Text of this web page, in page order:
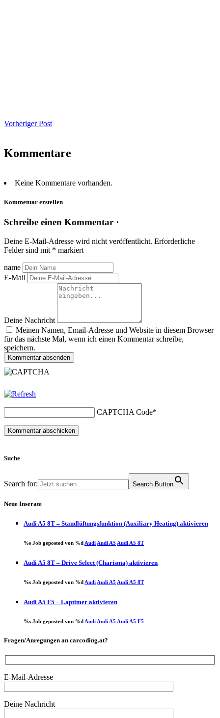
Vorheriger Post
Kommentare
Keine Kommentare vorhanden.
Kommentar erstellen
Schreibe einen Kommentar ·
Deine E-Mail-Adresse wird nicht veröffentlicht. Erforderliche
Felder sind mit * markiert
name
E-Mail
Deine Nachricht
Meinen Namen, Email-Adresse und Website in diesem Browser
für das nächste Mal, wenn ich einen Kommentar schreibe,
speichern.
Kommentar absenden
CAPTCHA Code*
Suche
Search for: Search Button
Neue Inserate
Audi A5 8T – Standlüftungsfunktion (Auxiliary Heating) aktivieren
%s Job geposted von %d Audi Audi A5 Audi A5 8T
Audi A5 8T – Drive Select (Charisma) aktivieren
%s Job geposted von %d Audi Audi A5 Audi A5 8T
Audi A5 F5 – Laptimer aktivieren
%s Job geposted von %d Audi Audi A5 Audi A5 F5
Fragen/Anregungen an carcoding.at?
E-Mail-Adresse
Deine Nachricht